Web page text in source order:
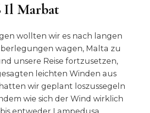
Il Marbat
wollten wir es nach langen
wagen, Malta zu
unsere Reise fortzusetzen,
leichten Winden aus
hatten wir geplant loszussegeln
wie sich der Wind wirklich